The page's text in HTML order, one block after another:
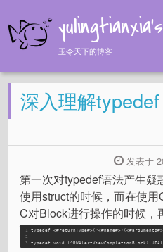
玉令天下的博客
Home
Archives
About
深入理解typedef
发表于
第一次对typedef语法产生疑
使用struct的时候，而在使用
C对Block进行操作的时候，
1
2
3
typedef
typedef void (^RWAlertViewCompletionBlock )(